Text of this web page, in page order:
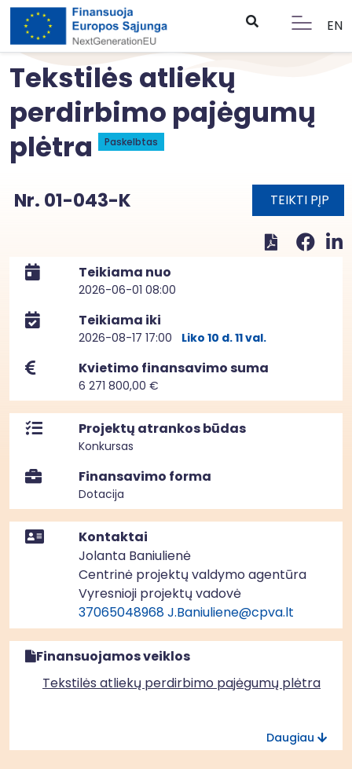
EN
Tekstilės atliekų
perdirbimo pajėgumų
plėtra
Paskelbtas
Nr. 01-043-K TEIKTI PĮP
Teikiama nuo
2026-06-01 08:00
Teikiama iki
2026-08-17 17:00 Liko 10 d. 11 val.
Kvietimo finansavimo suma
6 271 800,00 €
Projektų atrankos būdas
Konkursas
Finansavimo forma
Dotacija
Kontaktai
Jolanta Baniulienė
Centrinė projektų valdymo agentūra
Vyresnioji projektų vadovė
37065048968J.Baniuliene@cpva.lt
Finansuojamos veiklos
Tekstilės atliekų perdirbimo pajėgumų plėtra
Daugiau